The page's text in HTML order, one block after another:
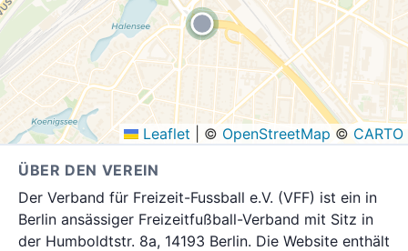
Leaflet © OpenStreetMap © CARTO
ÜBER DEN VEREIN
Der Verband für Freizeit-Fussball e.V. (VFF) ist ein in
Berlin ansässiger Freizeitfußball-Verband mit Sitz in
der Humboldtstr. 8a, 14193 Berlin. Die Website enthält